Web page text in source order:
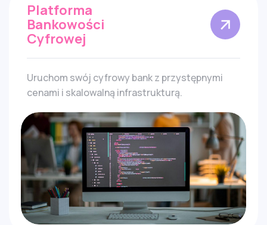
Platforma
Bankowości
Cyfrowej
Uruchom swój cyfrowy bank z przystępnymi
cenami i skalowalną infrastrukturą.